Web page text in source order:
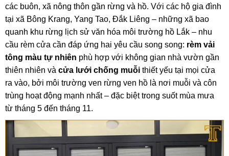
các buôn, xã nông thôn gần rừng và hồ. Với các hộ gia đình
tại xã Bông Krang, Yang Tao, Đắk Liêng – những xã bao
quanh khu rừng lịch sử văn hóa môi trường hồ Lắk – nhu
cầu rèm cửa cần đáp ứng hai yêu cầu song song: rèm vải
tông màu tự nhiên phù hợp với không gian nhà vườn gần
thiên nhiên và cửa lưới chống muỗi thiết yếu tại mọi cửa
ra vào, bởi môi trường ven rừng ven hồ là nơi muỗi và côn
trùng hoạt động mạnh nhất – đặc biệt trong suốt mùa mưa
từ tháng 5 đến tháng 11.